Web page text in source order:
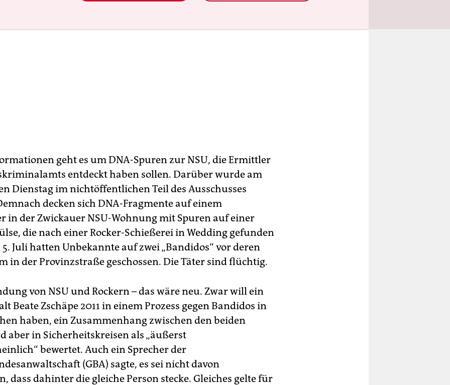
geht es um DNA-Spuren zur NSU, die Ermittler
entdeckt haben sollen. Darüber wurde am
Dienstag im nichtöffentlichen Teil des Ausschusses
decken sich DNA-Fragmente auf einem
in der Zwickauer NSU-Wohnung mit Spuren auf einer
die nach einer Rocker-Schießerei in Wedding gefunden
Juli hatten Unbekannte auf zwei „Bandidos“ vor deren
in der Provinzstraße geschossen. Die Täter sind flüchtig.
von NSU und Rockern – das wäre neu. Zwar will ein
Beate Zschäpe 2011 in einem Prozess gegen Bandidos in
haben, ein Zusammenhang zwischen den beiden
aber in Sicherheitskreisen als „äußerst
bewertet. Auch ein Sprecher der
(GBA) sagte, es sei nicht davon
dass dahinter die gleiche Person stecke. Gleiches gelte für